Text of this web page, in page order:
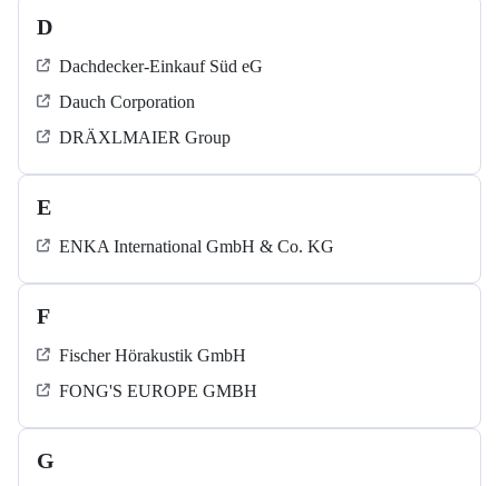
D
Dachdecker-Einkauf Süd eG
Dauch Corporation
DRÄXLMAIER Group
E
ENKA International GmbH & Co. KG
F
Fischer Hörakustik GmbH
FONG'S EUROPE GMBH
G